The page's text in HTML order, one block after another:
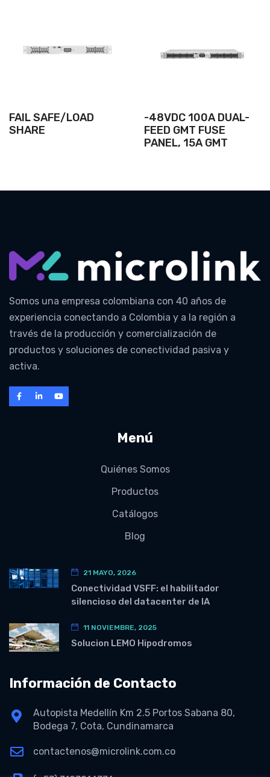
FAIL SAFE/LOAD
SHARE
-48VDC 100A DUAL-
FEED GMT FUSE
PANEL, 15A GMT
Somos una empresa colombiana con 40 años de
experiencia conectando a Colombia y a la región a
través de la producción y comercialización de
productos y soluciones de conectividad pasiva y
activa.
Menú
Quiénes Somos
Productos
Catálogos
Blog
21 MAYO, 2026
Conectividad VSFF: el habilitador
silencioso del datacenter de IA
11 NOVIEMBRE, 2025
Solucion LEMO Hipodromos
Información de Contacto
Autopista Medellín Km 2.5 Portos Sabana 80,
Bodega 7, Cota, Cundinamarca
contactenos@microlink.com.co